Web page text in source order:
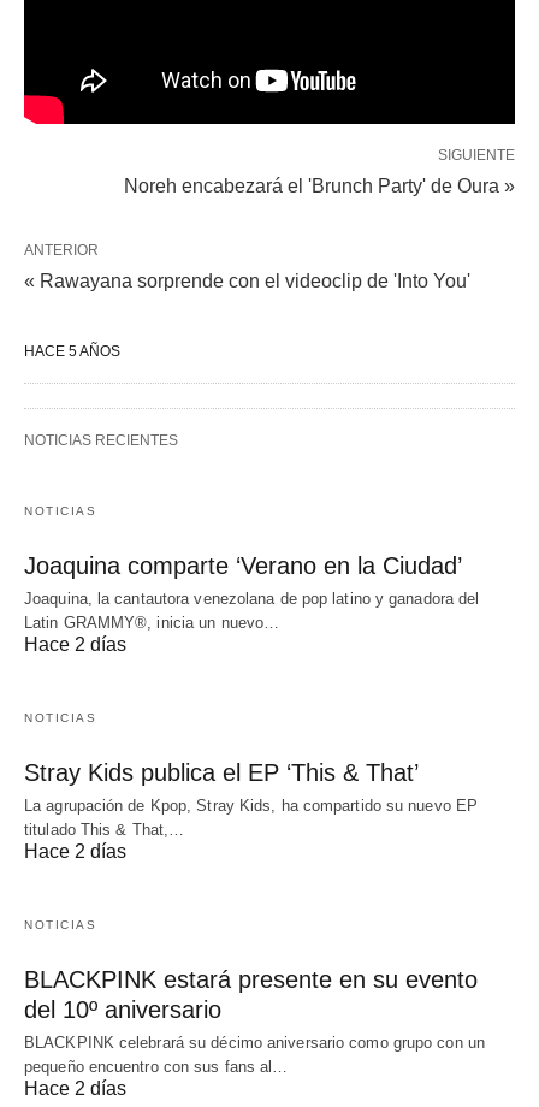
SIGUIENTE
Noreh encabezará el 'Brunch Party' de Oura »
ANTERIOR
« Rawayana sorprende con el videoclip de 'Into You'
HACE 5 AÑOS
NOTICIAS RECIENTES
NOTICIAS
Joaquina comparte ‘Verano en la Ciudad’
Joaquina, la cantautora venezolana de pop latino y ganadora del
Latin GRAMMY®, inicia un nuevo…
Hace 2 días
NOTICIAS
Stray Kids publica el EP ‘This & That’
La agrupación de Kpop, Stray Kids, ha compartido su nuevo EP
titulado This & That,…
Hace 2 días
NOTICIAS
BLACKPINK estará presente en su evento
del 10º aniversario
BLACKPINK celebrará su décimo aniversario como grupo con un
pequeño encuentro con sus fans al…
Hace 2 días